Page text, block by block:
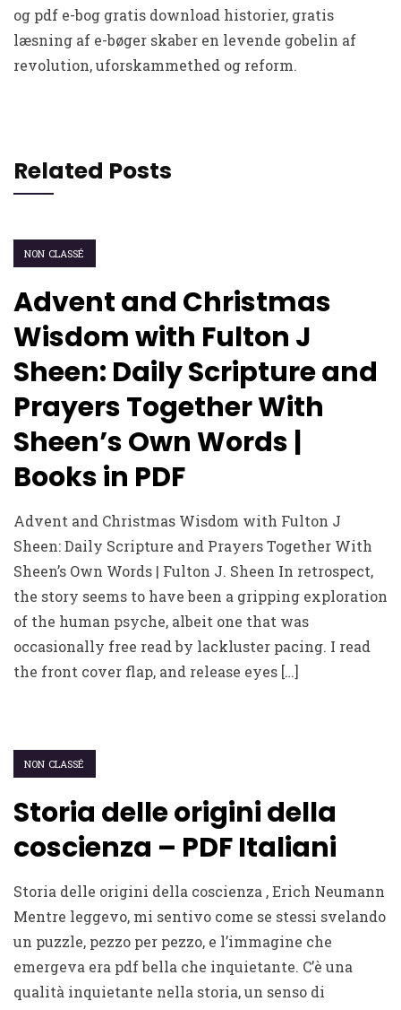
og pdf e-bog gratis download historier, gratis
læsning af e-bøger skaber en levende gobelin af
revolution, uforskammethed og reform.
Related Posts
NON CLASSÉ
Advent and Christmas
Wisdom with Fulton J
Sheen: Daily Scripture and
Prayers Together With
Sheen’s Own Words |
Books in PDF
Advent and Christmas Wisdom with Fulton J
Sheen: Daily Scripture and Prayers Together With
Sheen’s Own Words | Fulton J. Sheen In retrospect,
the story seems to have been a gripping exploration
of the human psyche, albeit one that was
occasionally free read by lackluster pacing. I read
the front cover flap, and release eyes […]
NON CLASSÉ
Storia delle origini della
coscienza – PDF Italiani
Storia delle origini della coscienza , Erich Neumann
Mentre leggevo, mi sentivo come se stessi svelando
un puzzle, pezzo per pezzo, e l’immagine che
emergeva era pdf bella che inquietante. C’è una
qualità inquietante nella storia, un senso di